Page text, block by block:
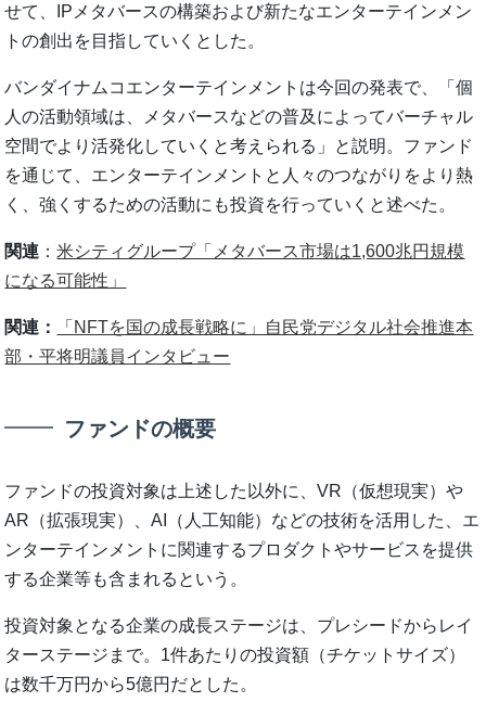
せて、IPメタバースの構築および新たなエンターテインメン
トの創出を目指していくとした。
バンダイナムコエンターテインメントは今回の発表で、「個
人の活動領域は、メタバースなどの普及によってバーチャル
空間でより活発化していくと考えられる」と説明。ファンド
を通じて、エンターテインメントと人々のつながりをより熱
く、強くするための活動にも投資を行っていくと述べた。
関連 ：米シティグループ「メタバース市場は1,600兆円規模
になる可能性」
関連：
「NFTを国の成長戦略に」自民党デジタル社会推進本
部・平将明議員インタビュー
ファンドの概要
ファンドの投資対象は上述した以外に、VR（仮想現実）や
AR（拡張現実）、AI（人工知能）などの技術を活用した、エ
ンターテインメントに関連するプロダクトやサービスを提供
する企業等も含まれるという。
投資対象となる企業の成長ステージは、プレシードからレイ
ターステージまで。1件あたりの投資額（チケットサイズ）
は数千万円から5億円だとした。